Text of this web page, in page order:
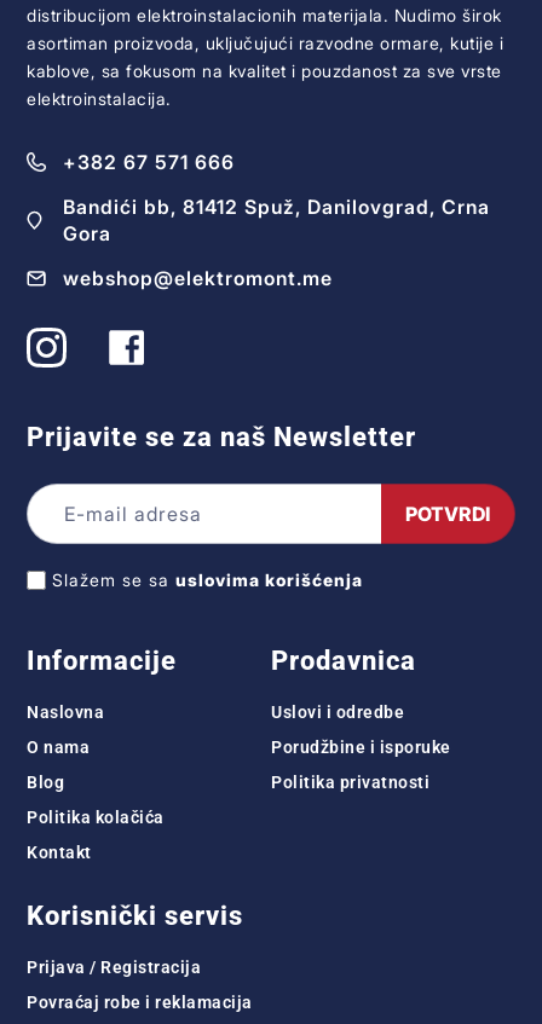
distribucijom elektroinstalacionih materijala. Nudimo širok
asortiman proizvoda, uključujući razvodne ormare, kutije i
kablove, sa fokusom na kvalitet i pouzdanost za sve vrste
elektroinstalacija.
+382 67 571 666
Bandići bb, 81412 Spuž, Danilovgrad, Crna
Gora
webshop@elektromont.me
Prijavite se za naš Newsletter
POTVRDI
Slažem se sauslovima korišćenja
Informacije
Naslovna
O nama
Blog
Politika kolačića
Kontakt
Prodavnica
Uslovi i odredbe
Porudžbine i isporuke
Politika privatnosti
Korisnički servis
Prijava / Registracija
Povraćaj robe i reklamacija